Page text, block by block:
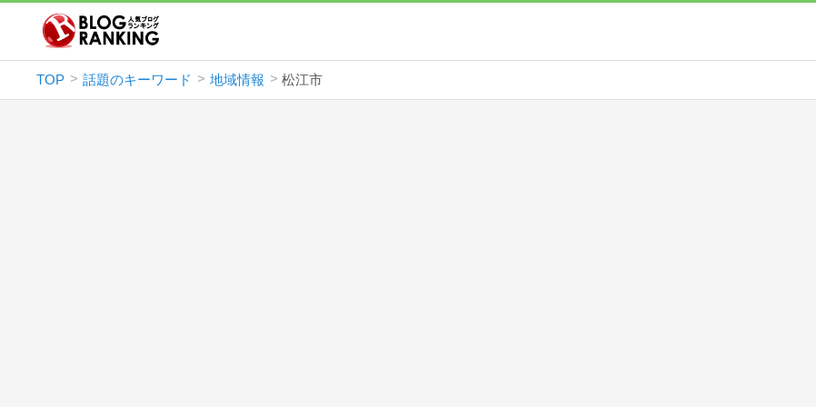
TOP 話題のキーワード 地域情報 松江市